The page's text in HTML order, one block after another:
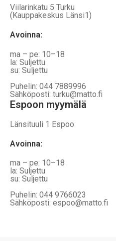
Viilarinkatu 5 Turku
(Kauppakeskus Länsi1)
Avoinna:
ma – pe: 10–18
la: Suljettu
su: Suljettu
Puhelin: 044 7889996
Sähköposti: turku@matto.fi
Espoon myymälä
Länsituuli 1 Espoo
Avoinna:
ma – pe: 10–18
la: Suljettu
su: Suljettu
Puhelin: 044 9766023
Sähköposti: espoo@matto.fi